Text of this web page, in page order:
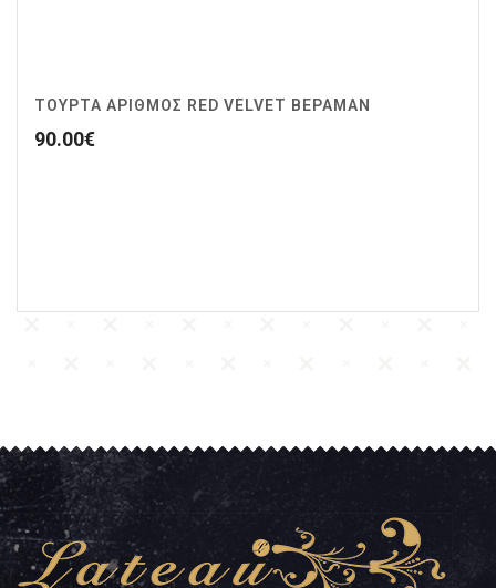
ΤΟΥΡΤΑ ΑΡΙΘΜΟΣ RED VELVET ΒΕΡΑΜΑΝ
90.00€